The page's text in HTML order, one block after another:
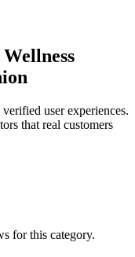
user experiences.
that real customers
for this category.